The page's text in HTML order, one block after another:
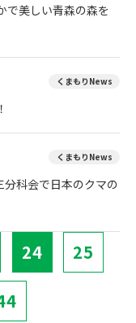
で美しい青森の森を
くまもりNews
くまもりNews
科会で日本のクマの
24 25